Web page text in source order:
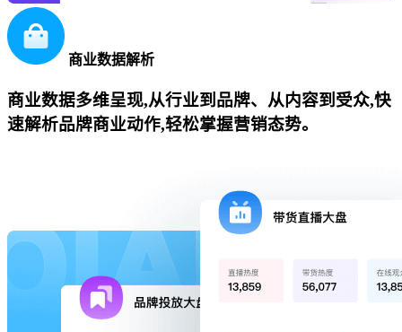
商业数据解析
商业数据多维呈现,从行业到品牌、从内容到受众,快
速解析品牌商业动作,轻松掌握营销态势。